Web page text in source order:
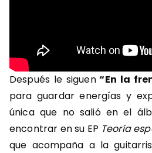
Después le siguen“En la
para guardar energías y
única que no salió en el
encontrar en su EP Teoría
que acompaña a la